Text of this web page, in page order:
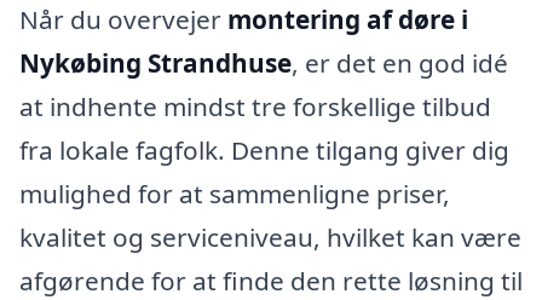
Når du overvejer montering af døre i
Nykøbing Strandhuse, er det en god idé
at indhente mindst tre forskellige tilbud
fra lokale fagfolk. Denne tilgang giver dig
mulighed for at sammenligne priser,
kvalitet og serviceniveau, hvilket kan være
afgørende for at finde den rette løsning til